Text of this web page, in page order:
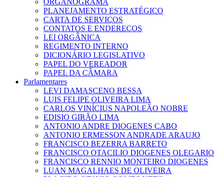
ORGANOGRAMA
PLANEJAMENTO ESTRATÉGICO
CARTA DE SERVIÇOS
CONTATOS E ENDEREÇOS
LEI ORGÂNICA
REGIMENTO INTERNO
DICIONÁRIO LEGISLATIVO
PAPEL DO VEREADOR
PAPEL DA CÂMARA
Parlamentares
LEVI DAMASCENO BESSA
LUIS FELIPE OLIVEIRA LIMA
CARLOS VINÍCIUS NAPOLEÃO NOBRE
EDISIO GIRÃO LIMA
ANTONIO ANDRE DIOGENES CABO
ANTONIO ERMESSON ANDRADE ARAUJO
FRANCISCO BEZERRA BARRETO
FRANCISCO OTACILIO DIOGENES OLEGARIO
FRANCISCO RENNIO MONTEIRO DIOGENES
LUAN MAGALHAES DE OLIVEIRA